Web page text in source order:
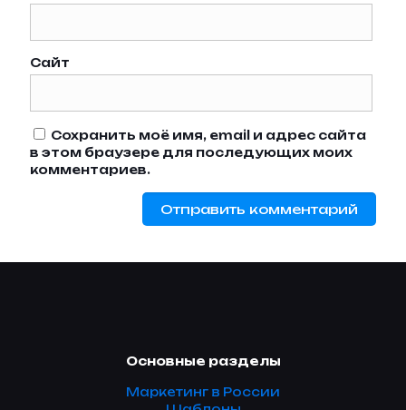
Сайт
Сохранить моё имя, email и адрес сайта
в этом браузере для последующих моих
комментариев.
Основные разделы
Маркетинг в России